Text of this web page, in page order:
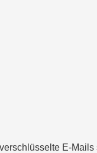
E-Mails